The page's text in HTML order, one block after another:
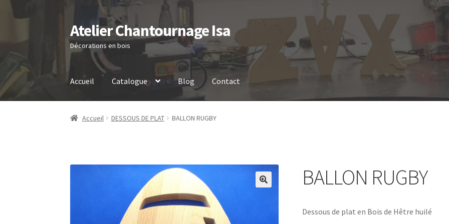
Aller
à
la
navigation
Aller
au
contenu
Atelier Chantournage Isa
Décorations en bois
Accueil Catalogue Blog Contact
Accueil DESSOUS DE PLAT BALLON RUGBY
BALLON RUGBY
Dessous de plat en Bois de Hêtre huilé